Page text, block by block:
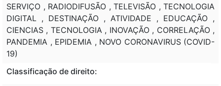
SERVIÇO , RADIODIFUSÃO , TELEVISÃO , TECNOLOGIA
DIGITAL , DESTINAÇÃO , ATIVIDADE , EDUCAÇÃO ,
CIENCIAS , TECNOLOGIA , INOVAÇÃO , CORRELAÇÃO ,
PANDEMIA , EPIDEMIA , NOVO CORONAVIRUS (COVID-
19)
Classificação de direito: